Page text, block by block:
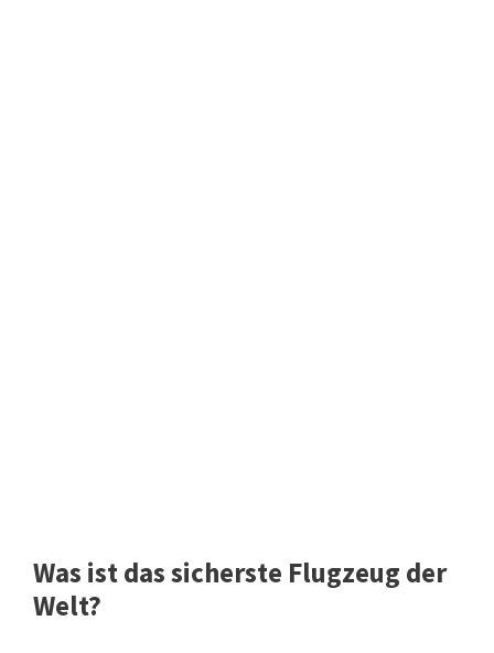
Was ist das sicherste Flugzeug der
Welt?